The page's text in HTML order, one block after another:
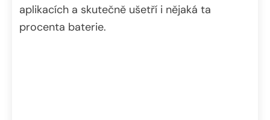
aplikacích a skutečně ušetří i nějaká ta
procenta baterie.